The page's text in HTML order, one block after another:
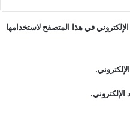
في هذا المتصفح لاستخدامها